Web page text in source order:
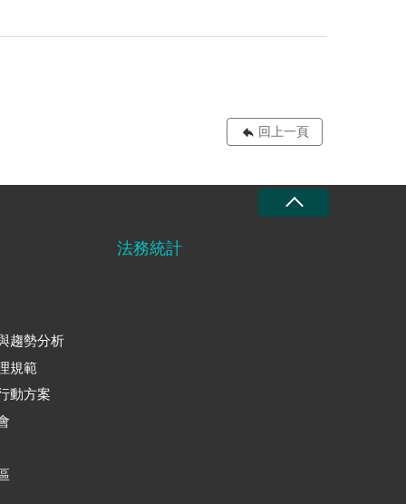
回上一頁
趨勢分析
規範
動方案
法務統計